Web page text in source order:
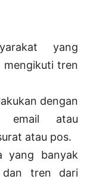
yang
mengikuti tren
dengan
email atau
atau pos.
yang banyak
dan tren dari